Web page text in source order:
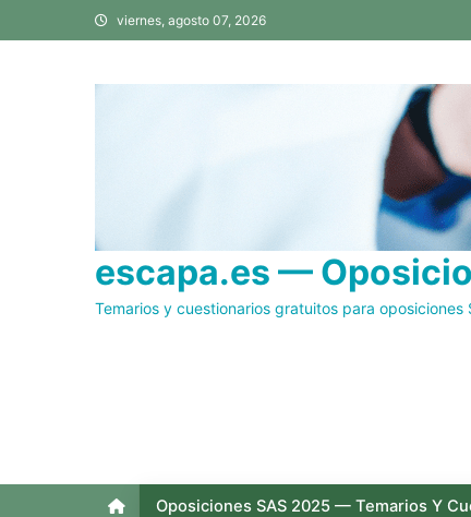
al
viernes, agosto 07, 2026
escapa.es —
Temarios y cuestionarios gratuitos para oposiciones
Oposiciones SAS 2025 — Temarios Y